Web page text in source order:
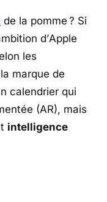
de la pomme ? Si
d’Apple
les
marque de
calendrier qui
(AR), mais
intelligence